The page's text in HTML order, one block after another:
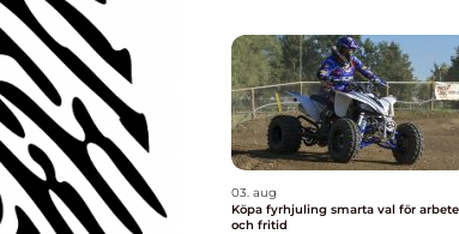
03. aug
Köpa fyrhjuling smarta val för arbete
och fritid